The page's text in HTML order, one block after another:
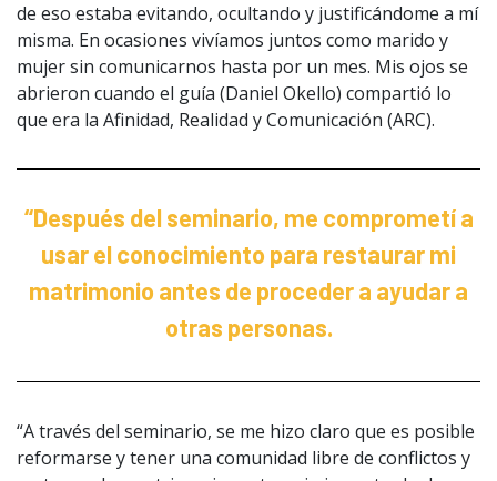
de eso estaba evitando, ocultando y justificándome a mí
misma. En ocasiones vivíamos juntos como marido y
mujer sin comunicarnos hasta por un mes. Mis ojos se
abrieron cuando el guía (Daniel Okello) compartió lo
que era la Afinidad, Realidad y Comunicación (ARC).
“Después del seminario, me comprometí a
usar el conocimiento para restaurar mi
matrimonio antes de proceder a ayudar a
otras personas.
“A través del seminario, se me hizo claro que es posible
reformarse y tener una comunidad libre de conflictos y